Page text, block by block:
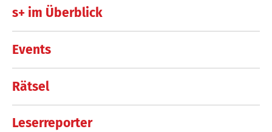
s+ im Überblick
Events
Rätsel
Leserreporter